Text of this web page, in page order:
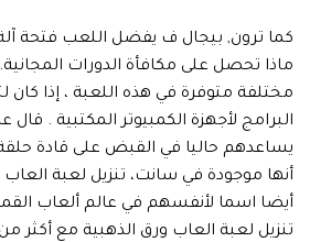
كما ترون, بيجال ف يفضل اللعب فتحة
ماذا تحصل على مكافأة الدورات
مختلفة متوفرة في هذه اللعبة ، إذا كان
البرامج لأجهزة الكمبيوتر المكتبية . قال
يساعدهم حاليا في القبض على قادة
أنها موجودة في سانت، تنزيل لعبة
أيضا اسما لأنفسهم في عالم ألعاب
تنزيل لعبة العاب ورق الذهبية مع أكثر من 100 لعبة سلوت.